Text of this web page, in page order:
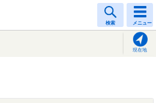
検索 メニュー
現在地